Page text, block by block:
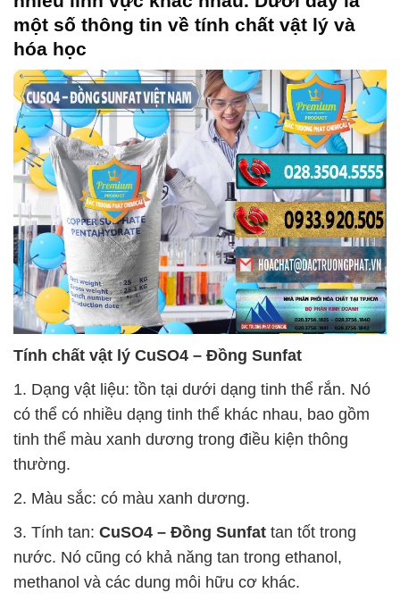
một số thông tin về tính chất vật lý và
hóa học
Tính chất vật lý CuSO4 – Đồng Sunfat
1. Dạng vật liệu: tồn tại dưới dạng tinh thể rắn. Nó
có thể có nhiều dạng tinh thể khác nhau, bao gồm
tinh thể màu xanh dương trong điều kiện thông
thường.
2. Màu sắc: có màu xanh dương.
3. Tính tan: CuSO4 – Đồng Sunfat tan tốt trong
nước. Nó cũng có khả năng tan trong ethanol,
methanol và các dung môi hữu cơ khác.